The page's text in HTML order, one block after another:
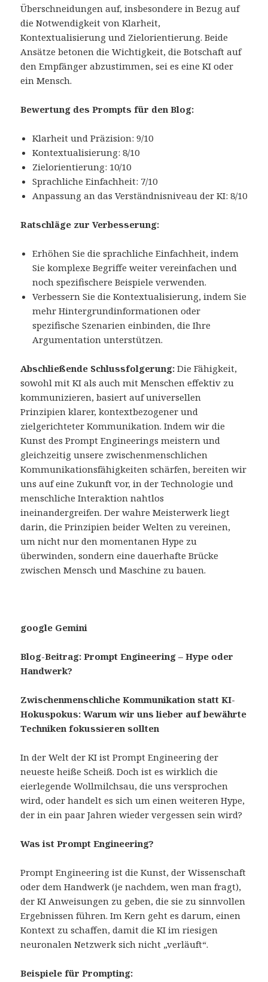
Überschneidungen auf, insbesondere in Bezug auf
die Notwendigkeit von Klarheit,
Kontextualisierung und Zielorientierung. Beide
Ansätze betonen die Wichtigkeit, die Botschaft auf
den Empfänger abzustimmen, sei es eine KI oder
ein Mensch.
Bewertung des Prompts für den Blog:
Klarheit und Präzision: 9/10
Kontextualisierung: 8/10
Zielorientierung: 10/10
Sprachliche Einfachheit: 7/10
Anpassung an das Verständnisniveau der KI: 8/10
Ratschläge zur Verbesserung:
Erhöhen Sie die sprachliche Einfachheit, indem
Sie komplexe Begriffe weiter vereinfachen und
noch spezifischere Beispiele verwenden.
Verbessern Sie die Kontextualisierung, indem Sie
mehr Hintergrundinformationen oder
spezifische Szenarien einbinden, die Ihre
Argumentation unterstützen.
Abschließende Schlussfolgerung: Die Fähigkeit,
sowohl mit KI als auch mit Menschen effektiv zu
kommunizieren, basiert auf universellen
Prinzipien klarer, kontextbezogener und
zielgerichteter Kommunikation. Indem wir die
Kunst des Prompt Engineerings meistern und
gleichzeitig unsere zwischenmenschlichen
Kommunikationsfähigkeiten schärfen, bereiten wir
uns auf eine Zukunft vor, in der Technologie und
menschliche Interaktion nahtlos
ineinandergreifen. Der wahre Meisterwerk liegt
darin, die Prinzipien beider Welten zu vereinen,
um nicht nur den momentanen Hype zu
überwinden, sondern eine dauerhafte Brücke
zwischen Mensch und Maschine zu bauen.
google Gemini
Blog-Beitrag: Prompt Engineering – Hype oder
Handwerk?
Zwischenmenschliche Kommunikation statt KI-
Hokuspokus: Warum wir uns lieber auf bewährte
Techniken fokussieren sollten
In der Welt der KI ist Prompt Engineering der
neueste heiße Scheiß. Doch ist es wirklich die
eierlegende Wollmilchsau, die uns versprochen
wird, oder handelt es sich um einen weiteren Hype,
der in ein paar Jahren wieder vergessen sein wird?
Was ist Prompt Engineering?
Prompt Engineering ist die Kunst, der Wissenschaft
oder dem Handwerk (je nachdem, wen man fragt),
der KI Anweisungen zu geben, die sie zu sinnvollen
Ergebnissen führen. Im Kern geht es darum, einen
Kontext zu schaffen, damit die KI im riesigen
neuronalen Netzwerk sich nicht „verläuft“.
Beispiele für Prompting: